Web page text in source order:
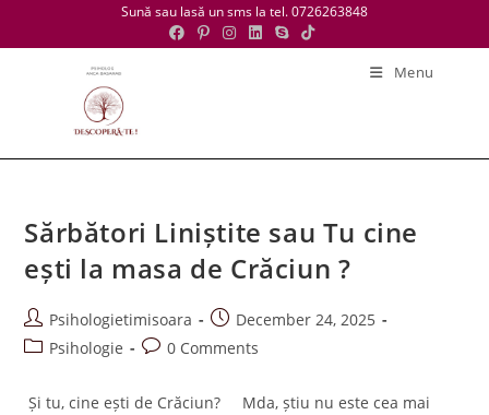
Sună sau lasă un sms la tel. 0726263848
Menu
Sărbători Liniștite sau Tu cine
ești la masa de Crăciun ?
Post
author:
Psihologietimisoara
Post
published:
December 24, 2025
PostPsihologie
Post0 Comments
Și tu, cine ești de Crăciun? Mda, știu nu este cea mai